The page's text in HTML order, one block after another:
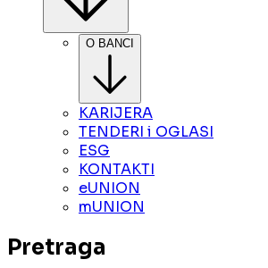
O BANCI
KARIJERA
TENDERI i OGLASI
ESG
KONTAKTI
eUNION
mUNION
Pretraga